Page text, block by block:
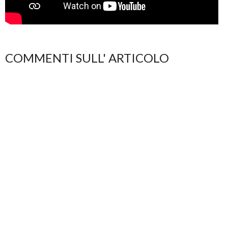
COMMENTI SULL' ARTICOLO